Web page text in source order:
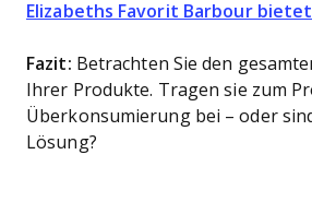
Elizabeths Favorit Barbour
Fazit: Betrachten Sie den
Ihrer Produkte. Tragen sie zum
Überkonsumierung bei – oder
Lösung?